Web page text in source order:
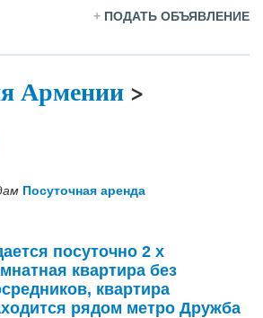
+ ПОДАТЬ ОБЪЯВЛЕНИЕ
Армении>
Посуточная аренда
посуточно 2 х
квартира без
квартира
рядом метро Дружба